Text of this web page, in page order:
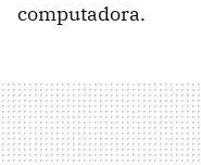
computadora.